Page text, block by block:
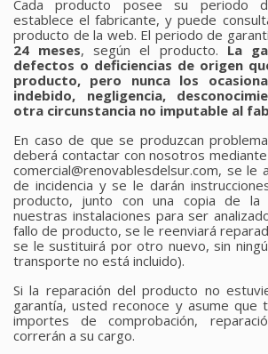
Cada producto posee su periodo
establece el fabricante, y puede
producto de la web. El periodo de
24 meses, según el producto. La
defectos o deficiencias de origen
producto, pero nunca los
indebido, negligencia,
otra circunstancia no imputable al
En caso de que se produzcan
deberá contactar con nosotros
comercial@renovablesdelsur.com, se le
de incidencia y se le darán
producto, junto con una copia de la
nuestras instalaciones para ser
fallo de producto, se le reenviará
se le sustituirá por otro nuevo, sin
transporte no está incluido).
Si la reparación del producto no
garantía, usted reconoce y asume que
importes de comprobación,
correrán a su cargo.